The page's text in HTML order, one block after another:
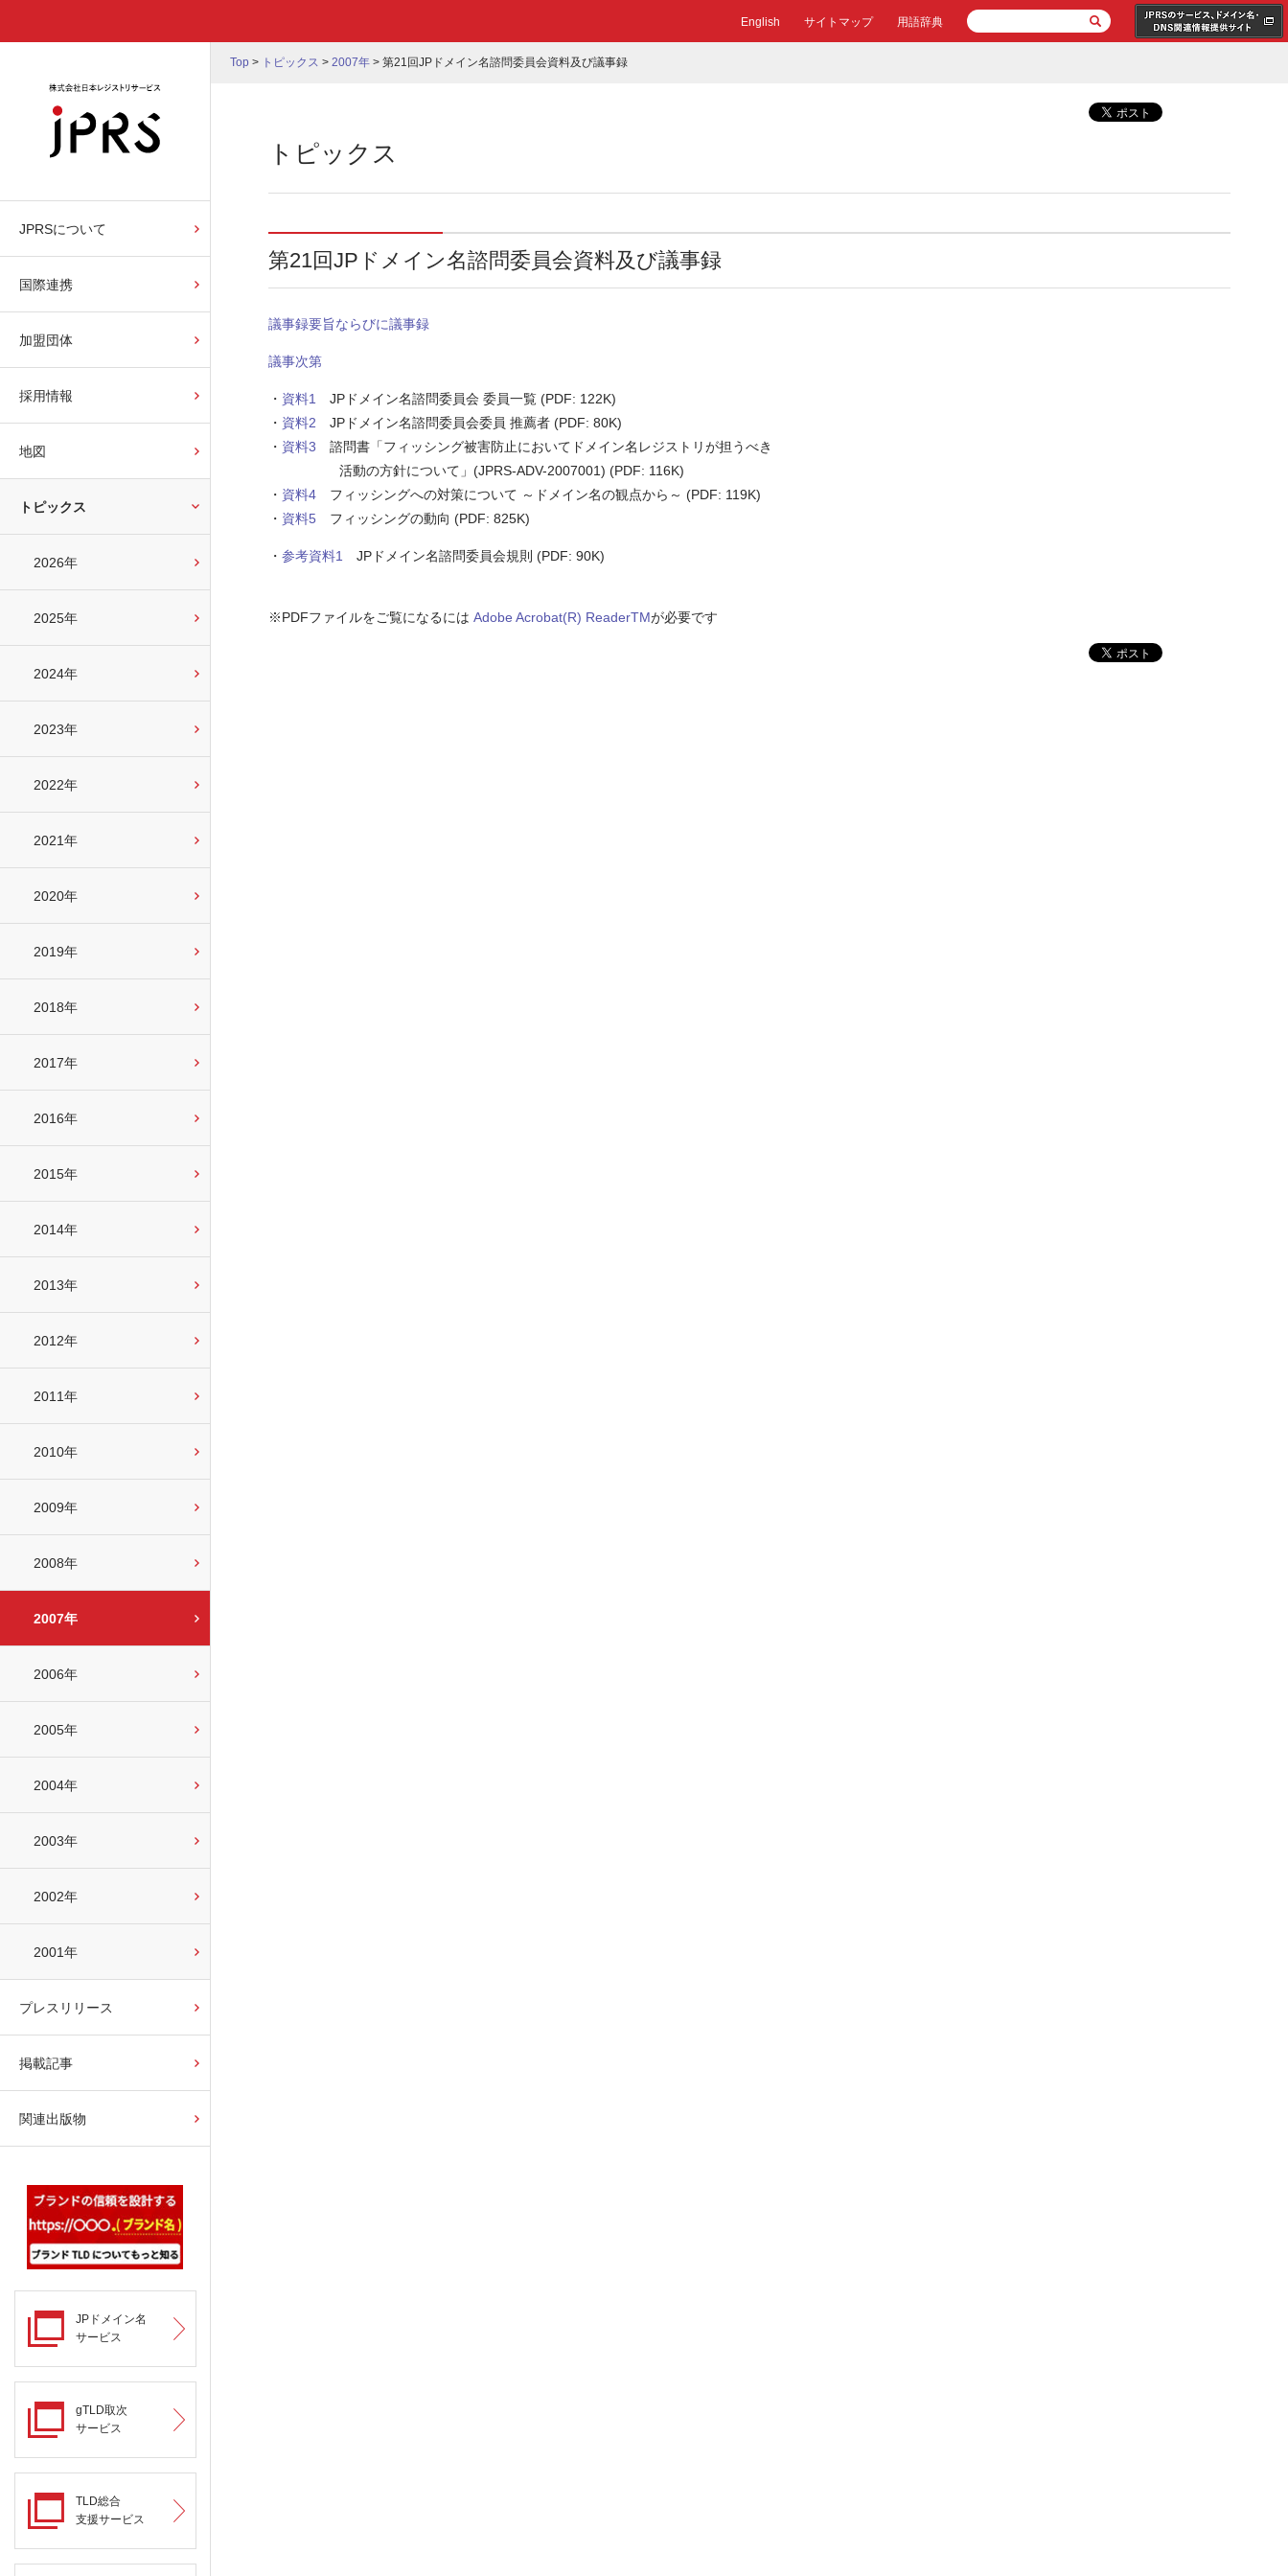
English サイトマップ 用語辞典
JPRSについて
国際連携
加盟団体
採用情報
地図
トピックス
2026年
2025年
2024年
2023年
2022年
2021年
2020年
2019年
2018年
2017年
2016年
2015年
2014年
2013年
2012年
2011年
2010年
2009年
2008年
2007年
2006年
2005年
2004年
2003年
2002年
2001年
プレスリリース
掲載記事
関連出版物
JPドメイン名
サービス
gTLD取次
サービス
TLD総合
支援サービス
Top > トピックス > 2007年 > 第21回JPドメイン名諮問委員会資料及び議事録
トピックス
第21回JPドメイン名諮問委員会資料及び議事録
議事録要旨ならびに議事録
議事次第
・ 資料1
JPドメイン名諮問委員会 委員一覧 (PDF: 122K)
・ 資料2 JPドメイン名諮問委員会委員 推薦者 (PDF: 80K)
・ 資料3 諮問書「フィッシング被害防止においてドメイン名レジストリが担うべき
活動の方針について」(JPRS-ADV-2007001) (PDF: 116K)
・ 資料4 フィッシングへの対策について ～ドメイン名の観点から～ (PDF: 119K)
・ 資料5 フィッシングの動向 (PDF: 825K)
・ 参考資料1 JPドメイン名諮問委員会規則 (PDF: 90K)
※PDFファイルをご覧になるには Adobe Acrobat(R) ReaderTMが必要です